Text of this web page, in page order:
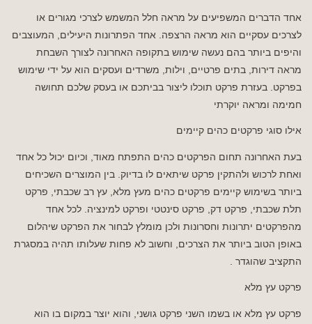
אחד הדברים המשפיעים על מראה חלל המשמש לצרכי מגורים או
לצרכים עסקיים הוא מראה הרצפה. אחד הפתרונות היעילים, המעוצבים
והיפים ביותר בהם נעשה שימוש בתקופה האחרונה לצורך השבחת
מראה דירות, בתים פרטיים, וילות, משרדים ועסקים הוא על ידי שימוש
בפרקט. בעזרת פרקט תוכלו ליצור בביתכם או בעסק שלכם תחושה
חמימה ומראה יוקרתי
אילו סוגי פרקטים כהים קיימים
בעת האחרונה תחום הפרקטים כהים התפתח מאוד, וכיום יכול כל אחד
ואחת לרכוש ולהתקין פרקט שיתאים לו בדיוק. בין המוצרים השכיחים
ביותר בשימוש קיימים פרקטים כהים מעץ מלא, עץ רב שכבתי, פרקט
תלת שכבתי, פרקט דק, פרקט סינטטי ופרקט למינציה. לכל אחד
מהפרקטים יתרונות וחסרונות ולכן מומלץ לבחור את הפרקט שיהלום
באופן הטוב ביותר את הצרכים, וחשוב לא פחות שעלותו תהיה במסגרת
התקציב שהוגדר .
פרקט עץ מלא
פרקט עץ מלא או בשמו השני פרקט גושני, והוא יוצר במקום בו הוא